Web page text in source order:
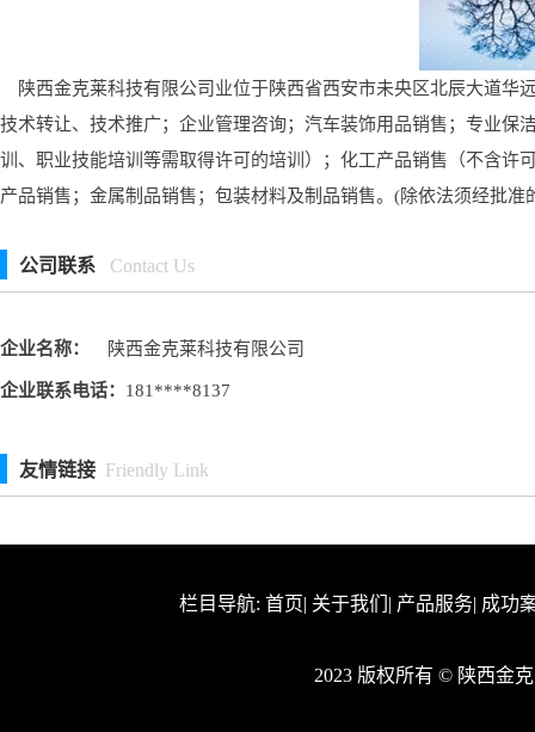
陕西金克莱科技有限公司业位于陕西省西安市未央区北辰大道华
技术转让、技术推广；企业管理咨询；汽车装饰用品销售；专业
训、职业技能培训等需取得许可的培训）；化工产品销售（不含
产品销售；金属制品销售；包装材料及制品销售。(除依法须经批
公司联系 Contact Us
企业名称： 陕西金克莱科技有限公司
企业联系电话： 181****8137
友情链接 Friendly Link
栏目导航: 首页| 关于我们 | 产品服务| 成功
2023 版权所有 © 陕西金